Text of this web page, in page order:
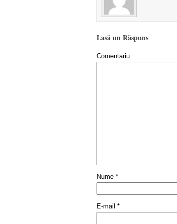
Lasă un Răspuns
Comentariu
Nume *
E-mail *